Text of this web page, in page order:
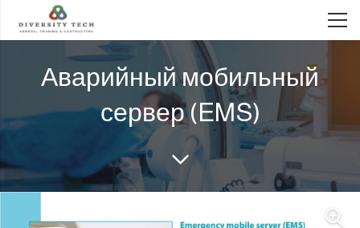
Аварийный мобильный
сервер (EMS)